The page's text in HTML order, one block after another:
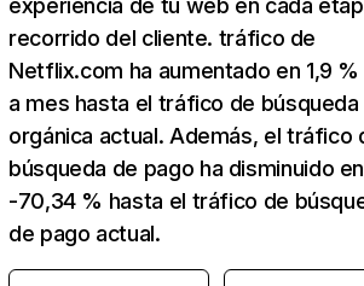
experiencia de tu web en cada
recorrido del cliente. tráfico de
Netflix.com ha aumentado en 1,9
a mes hasta el tráfico de búsqueda
orgánica actual. Además, el tráfico
búsqueda de pago ha disminuido en
-70,34 % hasta el tráfico de
de pago actual.